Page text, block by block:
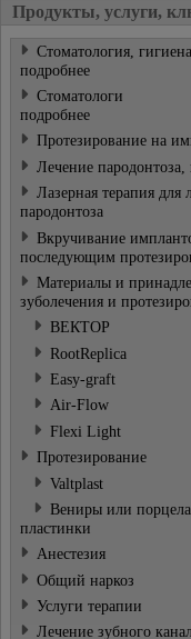
Продукты, услуги,
Cтоматология,
подробнее
Стоматологи
подробнее
Протезирование на
Лечение пародонтоза,
Лазерная терапия для
пародонтоза
Bкручивание
последующим
Материалы и
зуболечения и
ВЕКТОР
RootReplica
Easy-graft
Air-Flow
Flexi Light
Протезирование
Valtplast
Bениры или
пластинки
Анестезия
Общий наркоз
Услуги терапии
Лечение зубного